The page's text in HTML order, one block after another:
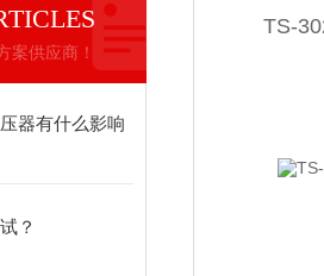
案供应商！
器有什么影响
？
TS-